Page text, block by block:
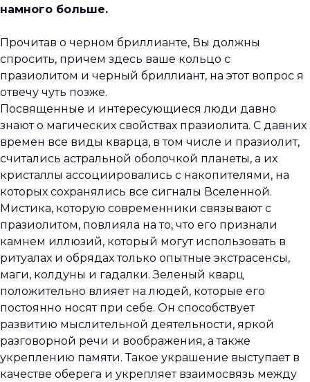
намного больше.
Прочитав о черном бриллианте, Вы должны
спросить, причем здесь ваше кольцо с
празиолитом и черный бриллиант, на этот вопрос я
отвечу чуть позже.
Посвященные и интересующиеся люди давно
знают о магических свойствах празиолита. С давних
времен все виды кварца, в том числе и празиолит,
считались астральной оболочкой планеты, а их
кристаллы ассоциировались с накопителями, на
которых сохранялись все сигналы Вселенной.
Мистика, которую современники связывают с
празиолитом, повлияла на то, что его признали
камнем иллюзий, который могут использовать в
ритуалах и обрядах только опытные экстрасенсы,
маги, колдуны и гадалки. Зеленый кварц
положительно влияет на людей, которые его
постоянно носят при себе. Он способствует
развитию мыслительной деятельности, яркой
разговорной речи и воображения, а также
укреплению памяти. Такое украшение выступает в
качестве оберега и укрепляет взаимосвязь между